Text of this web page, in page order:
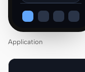
Application